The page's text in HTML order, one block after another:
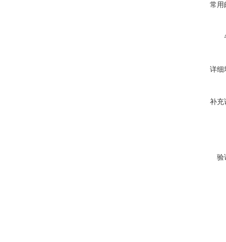
常用
详细
补充
验